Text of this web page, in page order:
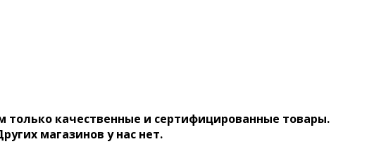
качественные и сертифицированные товары.
магазинов у нас нет.